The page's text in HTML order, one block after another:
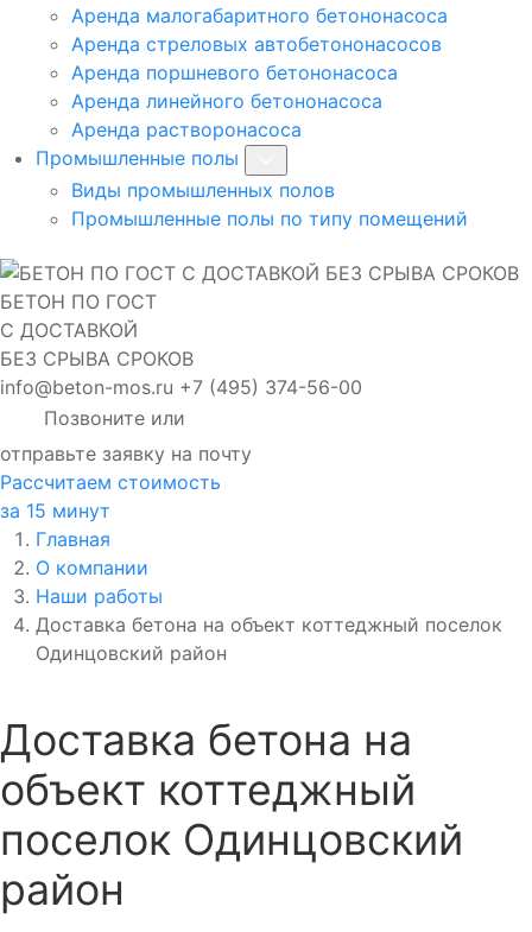
Аренда малогабаритного бетононасоса
Аренда стреловых автобетононасосов
Аренда поршневого бетононасоса
Аренда линейного бетононасоса
Аренда растворонасоса
Промышленные полы
Виды промышленных полов
Промышленные полы по типу помещений
БЕТОН ПО ГОСТ
С ДОСТАВКОЙ
БЕЗ СРЫВА СРОКОВ
info@beton-mos.ru +7 (495) 374-56-00
Позвоните или
отправьте заявку на почту
Рассчитаем стоимость
за 15 минут
Главная
О компании
Наши работы
Доставка бетона на объект коттеджный поселок
Одинцовский район
Доставка бетона на
объект коттеджный
поселок Одинцовский
район